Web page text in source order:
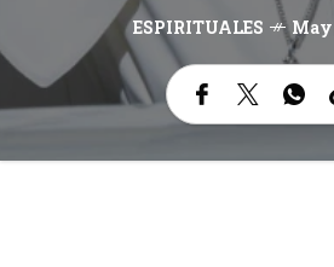
ESPIRITUALES May